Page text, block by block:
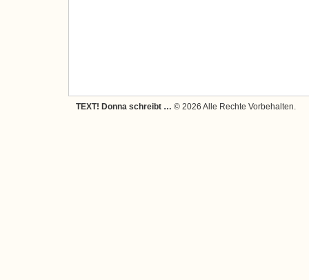
TEXT! Donna schreibt … © 2026 Alle Rechte Vorbehalten.